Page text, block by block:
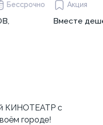
Бессрочно Акция
Вместе
КИНОТЕАТР с
городе!